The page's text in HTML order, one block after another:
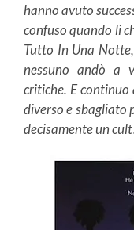
hanno avuto
confuso quando li
Tutto In Una
nessuno andò a
critiche. E continuo
diverso e sbagliato
decisamente un